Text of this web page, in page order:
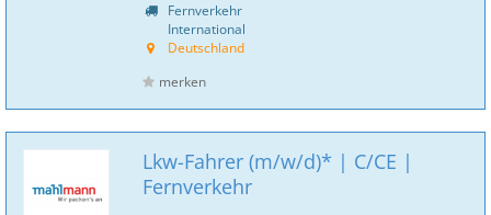
Fernverkehr
International
Deutschland
merken
Lkw-Fahrer (m/w/d)* | C/CE |
Fernverkehr